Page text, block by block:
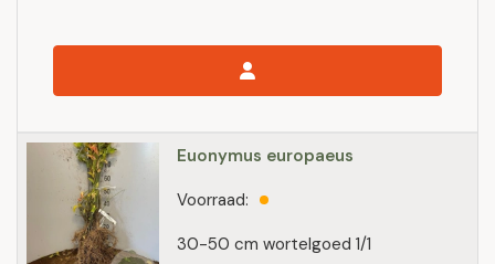
Euonymus europaeus
30-50 cm wortelgoed 1/1
Voorraad: